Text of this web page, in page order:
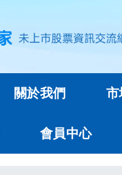
關於我們 市
會員中心